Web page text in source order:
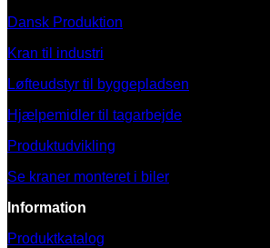
Dansk Produktion
Kran til industri
Løfteudstyr til byggepladsen
Hjælpemidler til tagarbejde
Produktudvikling
Se kraner monteret i biler
Information
Produktkatalog